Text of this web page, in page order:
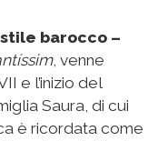
barocco –
, venne
e l’inizio del
Saura, di cui
è ricordata come